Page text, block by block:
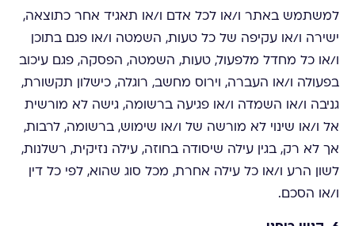
למשתמש באתר ו/או לכל אדם ו/או תאגיד אחר כתוצאה,
ישירה ו/או עקיפה של כל טעות, השמטה ו/או פגם בתוכן
ו/או כל מחדל מלפעול, טעות, השמטה, הפסקה, פגם עיכוב
בפעולה ו/או העברה, וירוס מחשב, רוגלה, כישלון תקשורת,
גניבה ו/או השמדה ו/או פגיעה ברשומה, גישה לא מורשית
אל ו/או שינוי לא מורשה של ו/או שימוש, ברשומה, לרבות,
אך לא רק, בגין עילה שיסודה בחוזה, עילה נזיקית, רשלנות,
לשון הרע ו/או כל עילה אחרת, מכל סוג שהוא, לפי כל דין
ו/או הסכם.